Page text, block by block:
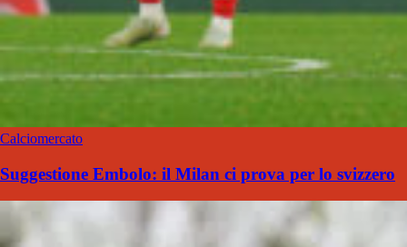
Calciomercato
Suggestione Embolo: il Milan ci prova per lo svizzero